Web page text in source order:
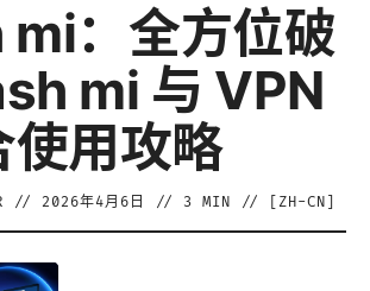
：全方位破
mi 与 VPN
使用攻略
// 2026年4月6日 // 3 MIN // [ ZH-CN